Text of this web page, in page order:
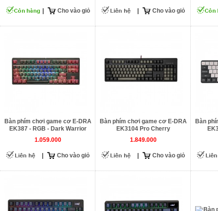
Cho vào giỏ Cho vào giỏ
Bàn phím chơi game cơ E-DRA
EK387 - RGB - Dark Warrior
1.059.000
Cho vào giỏ
Bàn phím chơi game cơ E-DRA
EK3104 Pro Cherry
1.849.000
Cho vào giỏ
Bàn